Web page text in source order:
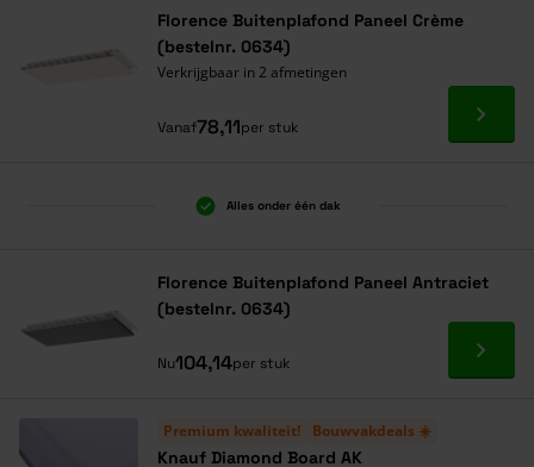
Florence Buitenplafond Paneel Crème
(bestelnr. 0634)
Verkrijgbaar in 2 afmetingen
Vanaf78,11per stuk Ga
Alles onder één dak
Florence Buitenplafond Paneel Antraciet
(bestelnr. 0634)
Nu104,14per stuk Ga
Premium kwaliteit! Bouwvakdeals ☀️
Knauf Diamond Board AK